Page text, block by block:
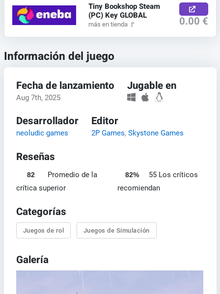
Tiny Bookshop Steam
(PC) Key GLOBAL
más en tienda 🚩 0.00 €
Información del juego
Fecha de lanzamiento
Aug 7th, 2025
Jugable en
Desarrollador
neoludic games
Editor
2P Games, Skystone Games
Reseñas
82
Promedio de la
crítica superior
82%
55 Los críticos
recomiendan
Categorías
Juegos de rol Juegos de Simulación
Galería